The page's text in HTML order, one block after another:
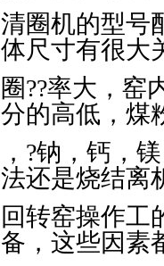
清圈机的型号
体尺寸有很大
圈??率大，窑
分的高低，煤
，?钠，钙，
法还是烧结离
回转窑操作工
备，这些因素